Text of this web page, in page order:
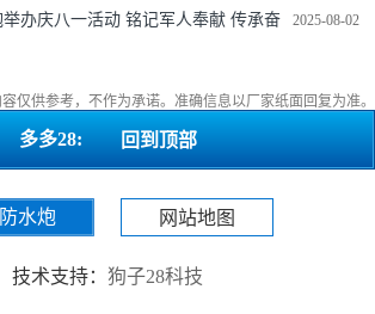
2025-08-02
办庆八一活动 铭记军人奉献 传承奋
仅供参考，不作为承诺。准确信息以厂家纸面回复为准。
多多28: 回到顶部
水炮 网站地图
技术支持： 狗子28科技